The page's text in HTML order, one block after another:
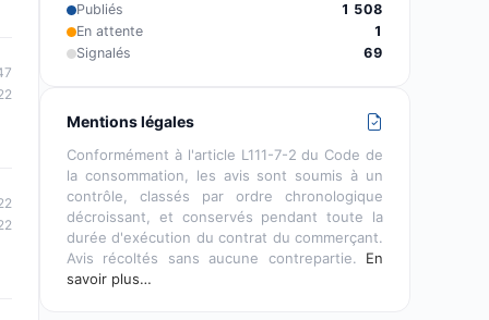
Publiés
1 508
En attente
1
Signalés
69
Mentions légales
Conformément à l'article L111-7-2 du Code de
la consommation, les avis sont soumis à un
contrôle, classés par ordre chronologique
décroissant, et conservés pendant toute la
durée d'exécution du contrat du commerçant.
Avis récoltés sans aucune contrepartie. En
savoir plus…